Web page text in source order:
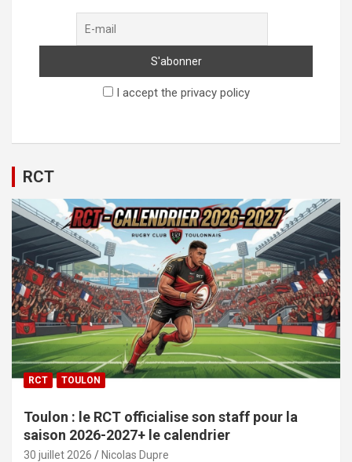
I accept the privacy policy
RCT
RCT TOULON
Toulon : le RCT officialise son staff pour la
saison 2026-2027+ le calendrier
30 juillet 2026 Nicolas Dupre